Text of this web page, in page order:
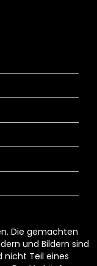
Die gemachten
und Bildern sind
nicht Teil eines